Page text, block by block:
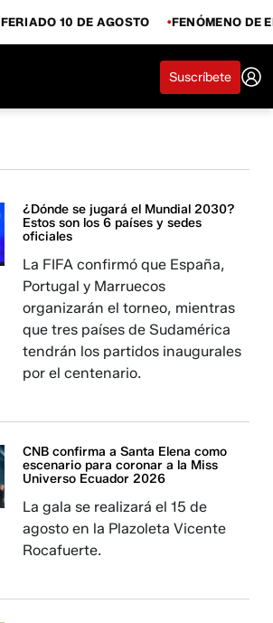
FERIADO 10 DE AGOSTO FENÓMENO DE
Suscríbete
¿Dónde se jugará el Mundial 2030?
Estos son los 6 países y sedes
oficiales
La FIFA confirmó que España,
Portugal y Marruecos
organizarán el torneo, mientras
que tres países de Sudamérica
tendrán los partidos inaugurales
por el centenario.
CNB confirma a Santa Elena como
escenario para coronar a la Miss
Universo Ecuador 2026
La gala se realizará el 15 de
agosto en la Plazoleta Vicente
Rocafuerte.